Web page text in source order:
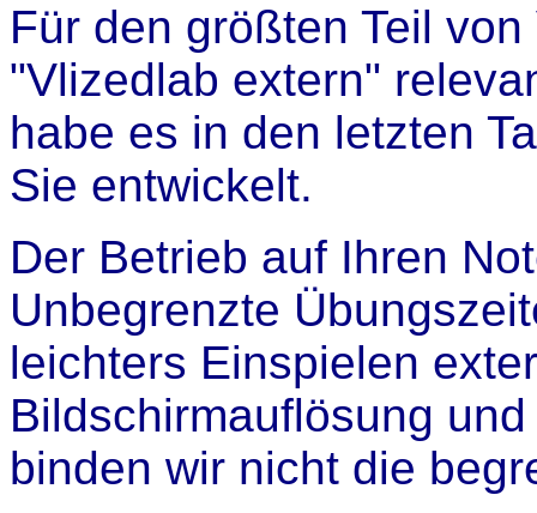
Für den größten Teil
"Vlizedlab extern"
habe es in den letzten
Sie entwickelt.
Der Betrieb auf Ihren
Unbegrenzte
leichters Einspielen
Bildschirmauflösung
binden wir nicht die